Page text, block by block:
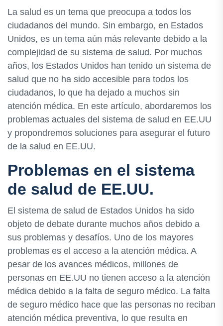
La salud es un tema que preocupa a todos los
ciudadanos del mundo. Sin embargo, en Estados
Unidos, es un tema aún más relevante debido a la
complejidad de su sistema de salud. Por muchos
años, los Estados Unidos han tenido un sistema de
salud que no ha sido accesible para todos los
ciudadanos, lo que ha dejado a muchos sin
atención médica. En este artículo, abordaremos los
problemas actuales del sistema de salud en EE.UU
y propondremos soluciones para asegurar el futuro
de la salud en EE.UU.
Problemas en el sistema
de salud de EE.UU.
El sistema de salud de Estados Unidos ha sido
objeto de debate durante muchos años debido a
sus problemas y desafíos. Uno de los mayores
problemas es el acceso a la atención médica. A
pesar de los avances médicos, millones de
personas en EE.UU no tienen acceso a la atención
médica debido a la falta de seguro médico. La falta
de seguro médico hace que las personas no reciban
atención médica preventiva, lo que resulta en